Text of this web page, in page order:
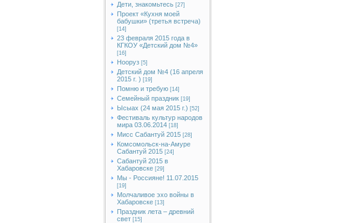
Дети, знакомьтесь [27]
Проект «Кухня моей
бабушки» (третья встреча)
[14]
23 февраля 2015 года в
КГКОУ «Детский дом №4»
[16]
Нооруз [5]
Детский дом №4 (16 апреля
2015 г. ) [19]
Помню и требую [14]
Семейный праздник [19]
Ысыах (24 мая 2015 г.) [52]
Фестиваль культур народов
мира 03.06.2014 [18]
Мисс Сабантуй 2015 [28]
Комсомольск-на-Амуре
Сабантуй 2015 [24]
Сабантуй 2015 в
Хабаровске [29]
Мы - Россияне! 11.07.2015
[19]
Молчаливое эхо войны в
Хабаровске [13]
Праздник лета – древний
свет [15]